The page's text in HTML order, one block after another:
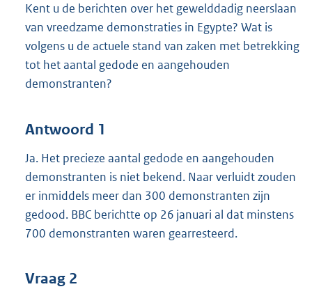
Kent u de berichten over het gewelddadig neerslaan
van vreedzame demonstraties in Egypte? Wat is
volgens u de actuele stand van zaken met betrekking
tot het aantal gedode en aangehouden
demonstranten?
Antwoord 1
Ja. Het precieze aantal gedode en aangehouden
demonstranten is niet bekend. Naar verluidt zouden
er inmiddels meer dan 300 demonstranten zijn
gedood. BBC berichtte op 26 januari al dat minstens
700 demonstranten waren gearresteerd.
Vraag 2